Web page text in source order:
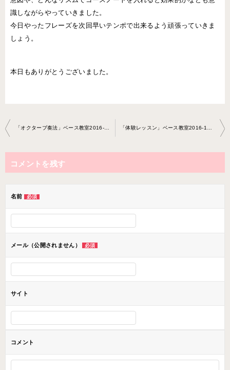
識しながらやっていきました。
今日やったフレーズを次回早いテンポで出来るよう頑張っていきま
しょう。
本日もありがとうございました。
投
稿
ナ
ビ
ョ
ン
「オクターブ奏法」ベース教室2016-1208-no0014-0023 「体験レッスン」ベース教室2016-1223-no0014-0023
コメントを残す
名前 必須
メール（公開されません） 必須
サイト
コメント